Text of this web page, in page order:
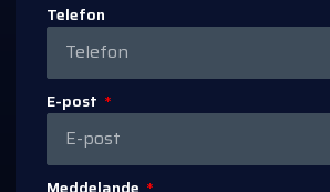
Telefon
E-post